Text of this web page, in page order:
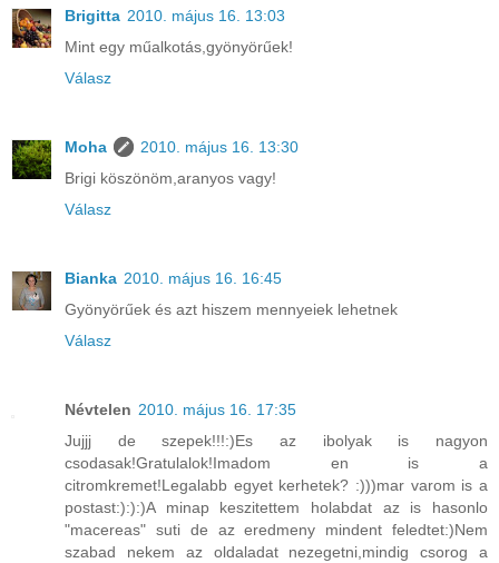
Brigitta 2010. május 16. 13:03
Mint egy műalkotás,gyönyörűek!
Válasz
Moha
2010. május 16. 13:30
Brigi köszönöm,aranyos vagy!
Válasz
Bianka 2010. május 16. 16:45
Gyönyörűek és azt hiszem mennyeiek lehetnek
Válasz
Névtelen 2010. május 16. 17:35
Jujjj de szepek!!!:)Es az ibolyak is nagyon
csodasak!Gratulalok!Imadom en is a
citromkremet!Legalabb egyet kerhetek? :)))mar varom is a
postast:):):)A minap keszitettem holabdat az is hasonlo
"macereas" suti de az eredmeny mindent feledtet:)Nem
szabad nekem az oldaladat nezegetni,mindig csorog a